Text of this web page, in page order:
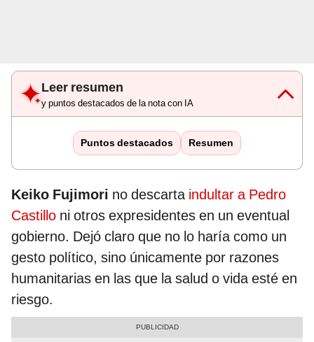
Leer resumen
y puntos destacados de la nota con IA
Puntos destacados Resumen
Keiko Fujimori no descarta indultar a Pedro
Castillo ni otros expresidentes en un eventual
gobierno. Dejó claro que no lo haría como un
gesto político, sino únicamente por razones
humanitarias en las que la salud o vida esté en
riesgo.